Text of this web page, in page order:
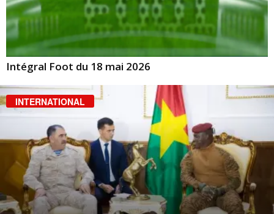
Intégral Foot du 18 mai 2026
INTERNATIONAL